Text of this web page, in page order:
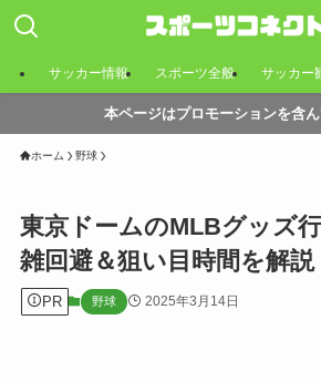
サッカー情報 スポーツ全般 サッカー
本ページはプロモーションを含ん
ホーム 野球
東京ドームのMLBグッズ
雑回避＆狙い目時間を解説
PR 野球 2025年3月14日